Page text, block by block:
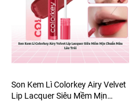
Son Kem Lì Colorkey Airy Velvet
Lip Lacquer Siêu Mềm Mịn